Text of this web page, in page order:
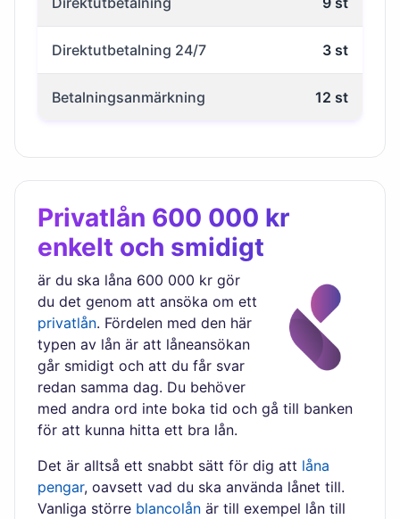
Direktutbetalning 24/7 3 st
Betalningsanmärkning 12 st
Privatlån 600 000 kr
enkelt och smidigt
är du ska låna 600 000 kr gör
du det genom att ansöka om ett
privatlån. Fördelen med den här
typen av lån är att låneansökan
går smidigt och att du får svar
redan samma dag. Du behöver
med andra ord inte boka tid och gå till banken
för att kunna hitta ett bra lån.
Det är alltså ett snabbt sätt för dig att låna
pengar, oavsett vad du ska använda lånet till.
Vanliga större blancolån är till exempel lån till